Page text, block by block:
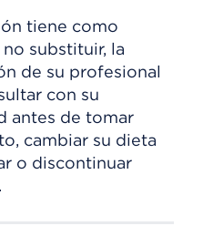
tiene como
substituir, la
de su profesional
con su
antes de tomar
cambiar su dieta
o discontinuar